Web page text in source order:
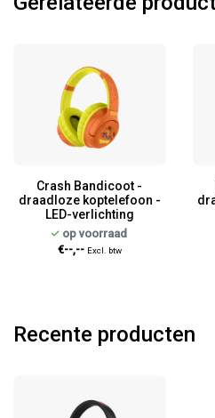
Crash Bandicoot -
draadloze koptelefoon -
LED-verlichting
op voorraad
€--,-- Excl. btw
Recente producten